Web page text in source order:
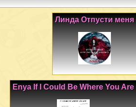
Линда Отпусти меня
Enya If I Could Be Where You Are